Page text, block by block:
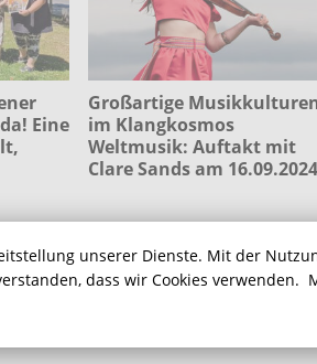
Eine
Großartige
im Klangkosmos
Weltmusik: Auftakt mit
Clare Sands am 16.09.2024
unserer Dienste. Mit der
dass wir Cookies verwenden.